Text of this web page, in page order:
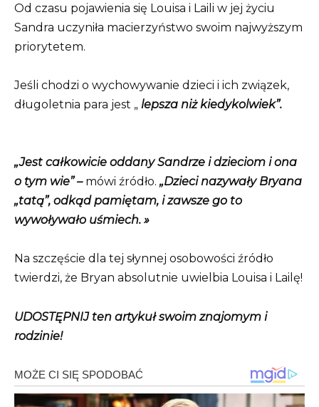
Od czasu pojawienia się Louisa i Laili w jej życiu
Sandra uczyniła macierzyństwo swoim najwyższym
priorytetem.
Jeśli chodzi o wychowywanie dzieci i ich związek,
długoletnia para jest „ lepsza niż kiedykolwiek”.
„Jest całkowicie oddany Sandrze i dzieciom i ona
o tym wie” – mówi źródło. „Dzieci nazywały Bryana
„tatą”, odkąd pamiętam, i zawsze go to
wywoływało uśmiech. »
Na szczęście dla tej słynnej osobowości źródło
twierdzi, że Bryan absolutnie uwielbia Louisa i Lailę!
UDOSTĘPNIJ ten artykuł swoim znajomym i
rodzinie!